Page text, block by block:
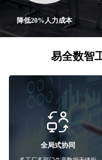
降低20%人力成本
易全数智
全局式协同